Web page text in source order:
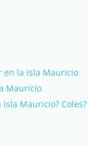
en la Isla Mauricio
Mauricio
Mauricio? Coles?